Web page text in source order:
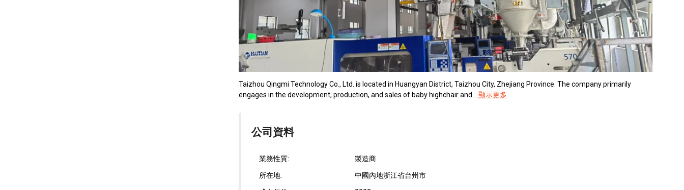
Taizhou Qingmi Technology Co., Ltd. is located in Huangyan District, Taizhou City, Zhejiang Province. The company primarily
engages in the development, production, and sales of baby highchair and...
顯示更多
公司資料
業務性質: 製造商
所在地: 中國內地浙江省台州市